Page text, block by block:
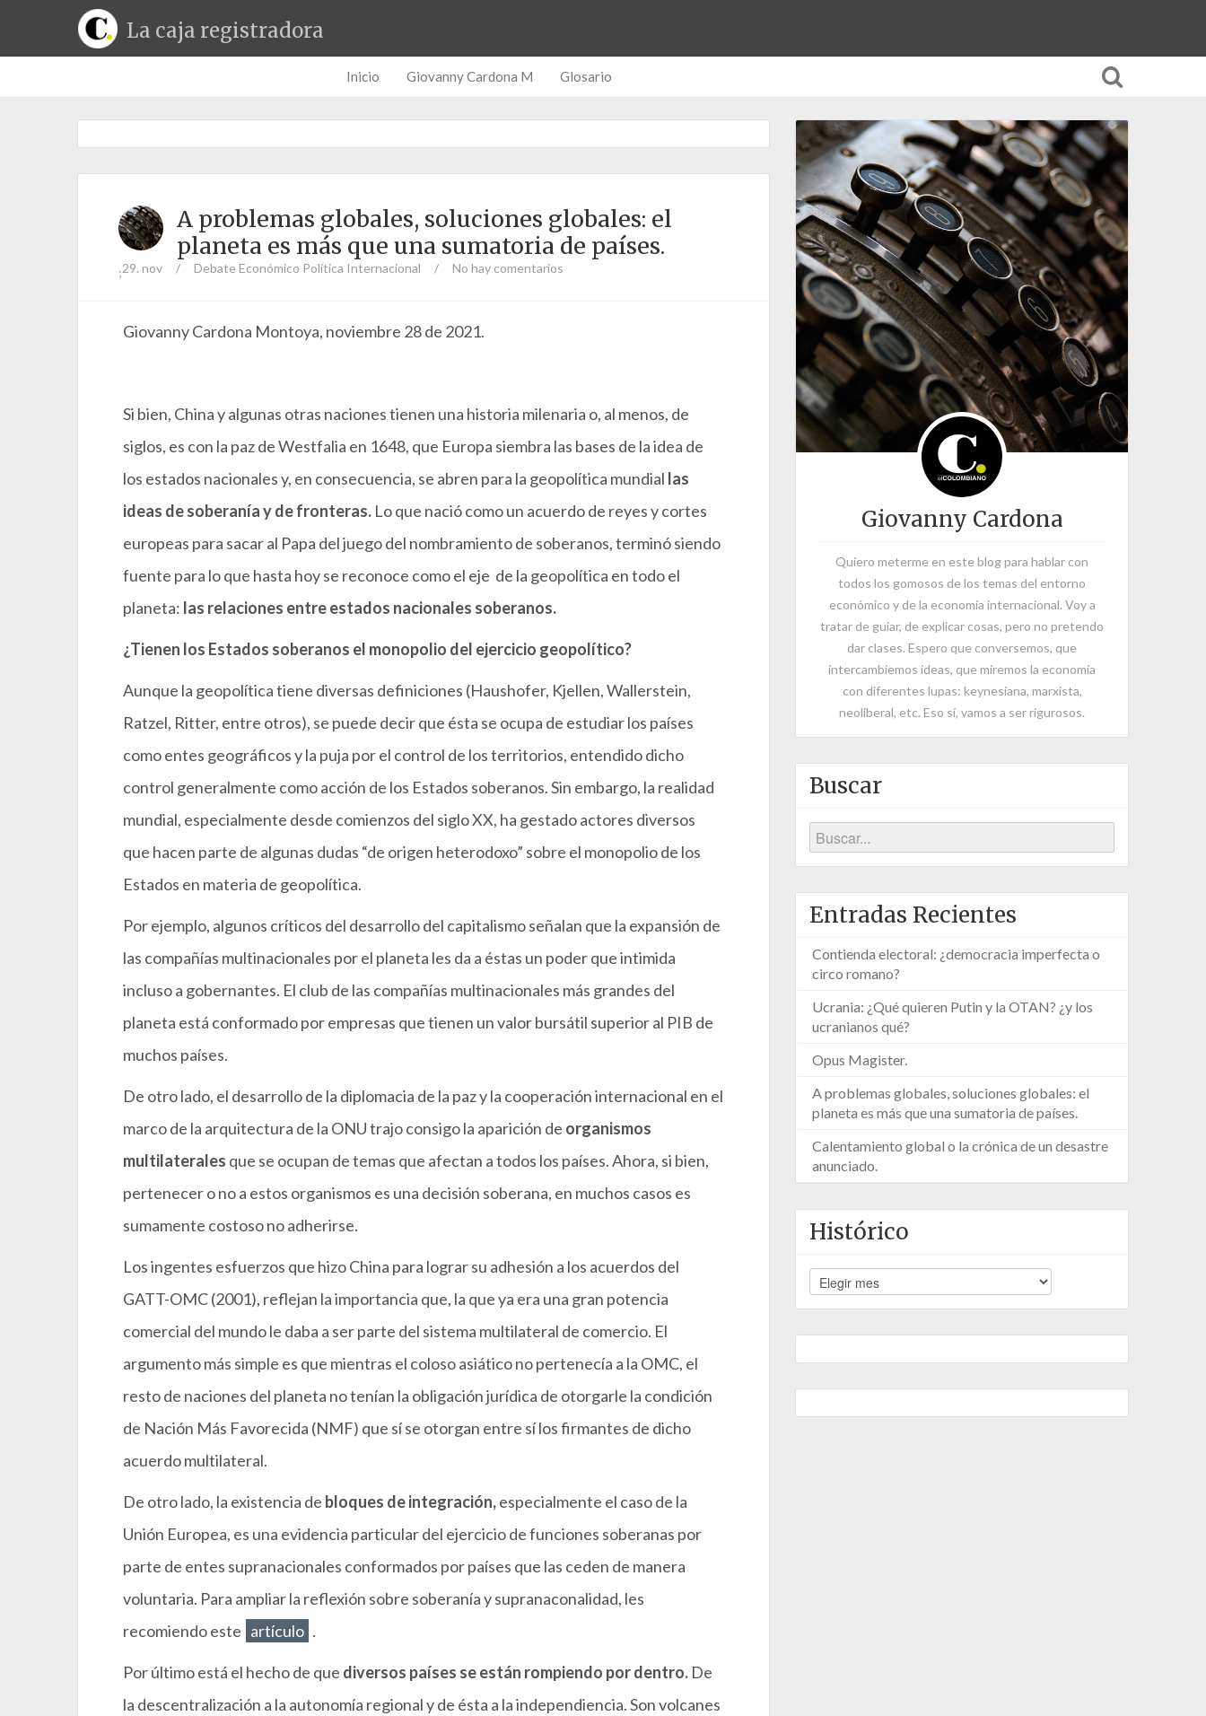
La caja registradora
Inicio Giovanny Cardona M Glosario
A problemas globales, soluciones globales: el
planeta es más que una sumatoria de países.
;29. nov / Debate Económico Política Internacional / No hay comentarios
Giovanny Cardona Montoya, noviembre 28 de 2021.
Si bien, China y algunas otras naciones tienen una historia milenaria o, al menos, de
siglos, es con la paz de Westfalia en 1648, que Europa siembra las bases de la idea de
los estados nacionales y, en consecuencia, se abren para la geopolítica mundial las
ideas de soberanía y de fronteras. Lo que nació como un acuerdo de reyes y cortes
europeas para sacar al Papa del juego del nombramiento de soberanos, terminó siendo
fuente para lo que hasta hoy se reconoce como el eje de la geopolítica en todo el
planeta: las relaciones entre estados nacionales soberanos.
¿Tienen los Estados soberanos el monopolio del ejercicio geopolítico?
Aunque la geopolítica tiene diversas definiciones (Haushofer, Kjellen, Wallerstein,
Ratzel, Ritter, entre otros), se puede decir que ésta se ocupa de estudiar los países
como entes geográficos y la puja por el control de los territorios, entendido dicho
control generalmente como acción de los Estados soberanos. Sin embargo, la realidad
mundial, especialmente desde comienzos del siglo XX, ha gestado actores diversos
que hacen parte de algunas dudas “de origen heterodoxo” sobre el monopolio de los
Estados en materia de geopolítica.
Por ejemplo, algunos críticos del desarrollo del capitalismo señalan que la expansión de
las compañías multinacionales por el planeta les da a éstas un poder que intimida
incluso a gobernantes. El club de las compañías multinacionales más grandes del
planeta está conformado por empresas que tienen un valor bursátil superior al PIB de
muchos países.
De otro lado, el desarrollo de la diplomacia de la paz y la cooperación internacional en el
marco de la arquitectura de la ONU trajo consigo la aparición de organismos
multilaterales que se ocupan de temas que afectan a todos los países. Ahora, si bien,
pertenecer o no a estos organismos es una decisión soberana, en muchos casos es
sumamente costoso no adherirse.
Los ingentes esfuerzos que hizo China para lograr su adhesión a los acuerdos del
GATT-OMC (2001), reflejan la importancia que, la que ya era una gran potencia
comercial del mundo le daba a ser parte del sistema multilateral de comercio. El
argumento más simple es que mientras el coloso asiático no pertenecía a la OMC, el
resto de naciones del planeta no tenían la obligación jurídica de otorgarle la condición
de Nación Más Favorecida (NMF) que sí se otorgan entre sí los firmantes de dicho
acuerdo multilateral.
De otro lado, la existencia de bloques de integración,especialmente el caso de la
Unión Europea, es una evidencia particular del ejercicio de funciones soberanas por
parte de entes supranacionales conformados por países que las ceden de manera
voluntaria. Para ampliar la reflexión sobre soberanía y supranaconalidad, les
recomiendo este artículo .
Por último está el hecho de que diversos países se están rompiendo por dentro. De
la descentralización a la autonomía regional y de ésta a la independiencia. Son volcanes
Giovanny Cardona
Quiero meterme en este blog para hablar con
todos los gomosos de los temas del entorno
económico y de la economía internacional. Voy a
tratar de guiar, de explicar cosas, pero no pretendo
dar clases. Espero que conversemos, que
intercambiemos ideas, que miremos la economía
con diferentes lupas: keynesiana, marxista,
neoliberal, etc. Eso sí, vamos a ser rigurosos.
Buscar
Entradas Recientes
Contienda electoral: ¿democracia imperfecta o
circo romano?
Ucrania: ¿Qué quieren Putin y la OTAN? ¿y los
ucranianos qué?
Opus Magister.
A problemas globales, soluciones globales: el
planeta es más que una sumatoria de países.
Calentamiento global o la crónica de un desastre
anunciado.
Histórico